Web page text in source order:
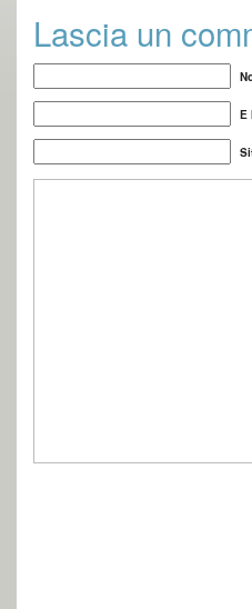
Lascia un
E